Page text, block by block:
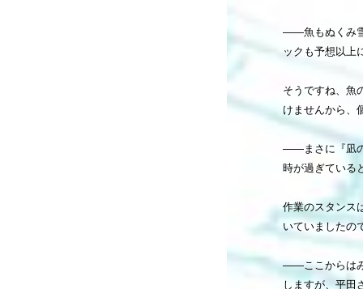
――魚もぬくみ雪
ックも予想以上
そうですね、魚
けませんから、
――まさに『凪の
時が過ぎている
作業のスタンス
いていましたの
――ここからはみ
しますが、平田